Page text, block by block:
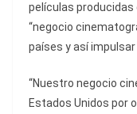
películas producidas
“negocio
países y así
“Nuestro negocio
Estados Unidos por